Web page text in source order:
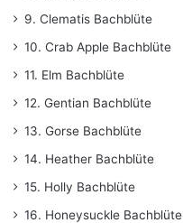
9. Clematis Bachblüte
10. Crab Apple Bachblüte
11. Elm Bachblüte
12. Gentian Bachblüte
13. Gorse Bachblüte
14. Heather Bachblüte
15. Holly Bachblüte
16. Honeysuckle Bachblüte